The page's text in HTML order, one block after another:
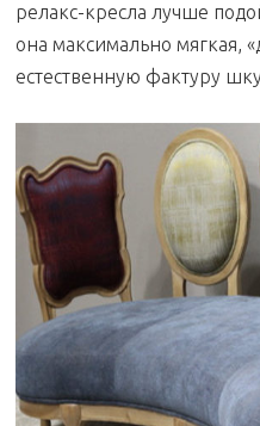
релакс-кресла лучше
она максимально мягкая,
естественную фактуру